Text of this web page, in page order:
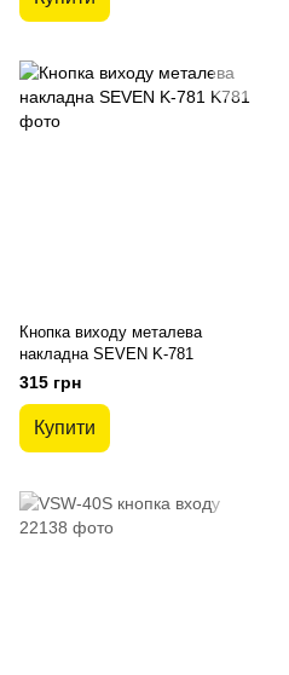
Кнопка виходу металева
накладна SEVEN K-781
315 грн
Купити